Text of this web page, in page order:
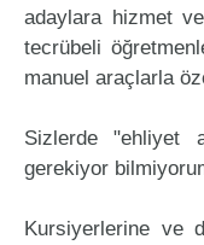
adaylara hizmet
tecrübeli
manuel araçlarla
Sizlerde "ehliyet
gerekiyor
Kursiyerlerine ve